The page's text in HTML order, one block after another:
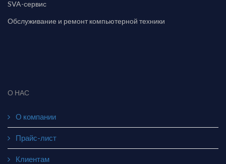
SVA-сервис
Обслуживание и ремонт компьютерной техники
О НАС
О компании
Прайс-лист
Клиентам